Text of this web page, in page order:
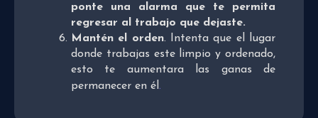
ponte una alarma que te permita
regresar al trabajo que dejaste.
Mantén el orden. Intenta que el lugar
donde trabajas este limpio y ordenado,
esto te aumentara las ganas de
permanecer en él .